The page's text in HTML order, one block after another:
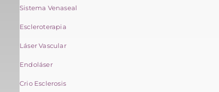
Sistema Venaseal
Escleroterapia
Láser Vascular
Endoláser
Crio Esclerosis